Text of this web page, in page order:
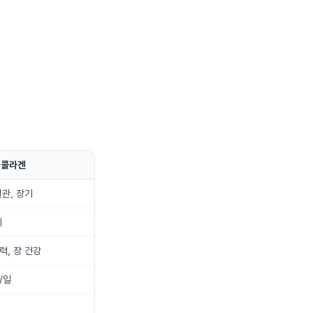
라겐
, 장기
, 장 건강